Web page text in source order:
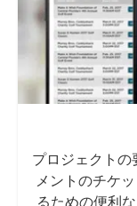
プロジェクト
メントのチケ